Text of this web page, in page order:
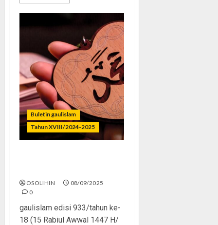
Buletin gaulislam
Tahun XVIII/2024-2025
OSOLIHIN
08/09/2025
0
gaulislam edisi 933/tahun ke-
18 (15 Rabiul Awwal 1447 H/